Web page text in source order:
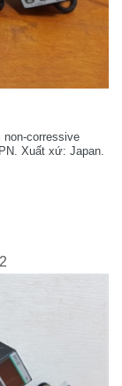
non-corressive
Xuất xứ: Japan.